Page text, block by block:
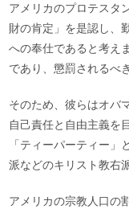
アメリカのプロテスタ
財の肯定」を是認し、
への奉仕であると考え
であり、懲罰されるべ
そのため、彼らはオバ
自己責任と自由主義を
「ティーパーティー
派などのキリスト教右
アメリカの宗教人口の